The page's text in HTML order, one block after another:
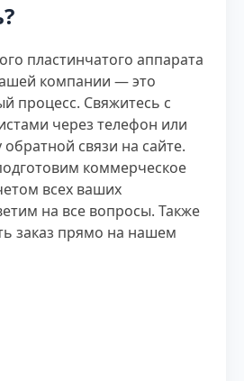
пластинчатого аппарата
компании — это
процесс. Свяжитесь с
через телефон или
связи на сайте.
коммерческое
всех ваших
на все вопросы. Также
заказ прямо на нашем